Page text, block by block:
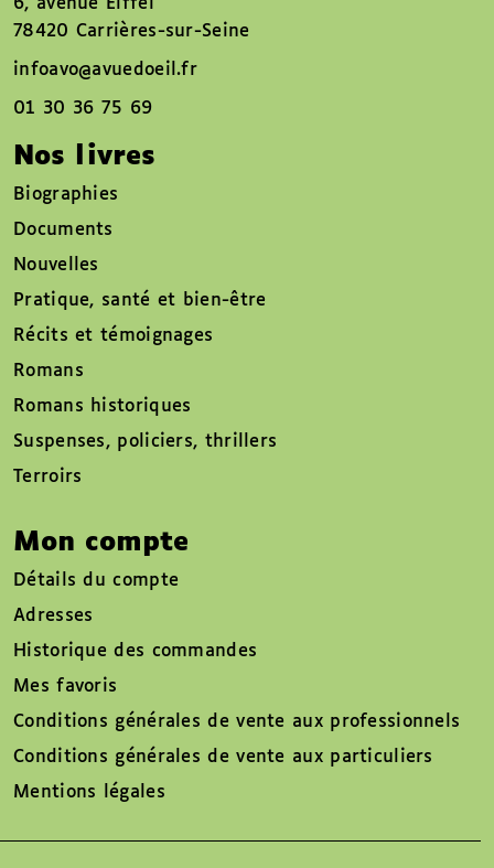
6, avenue Eiffel
78420 Carrières-sur-Seine
infoavo@avuedoeil.fr
01 30 36 75 69
Nos livres
Biographies
Documents
Nouvelles
Pratique, santé et bien-être
Récits et témoignages
Romans
Romans historiques
Suspenses, policiers, thrillers
Terroirs
Mon compte
Détails du compte
Adresses
Historique des commandes
Mes favoris
Conditions générales de vente aux professionnels
Conditions générales de vente aux particuliers
Mentions légales